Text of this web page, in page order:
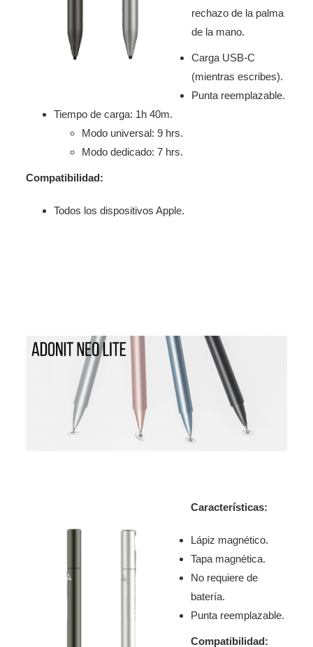
rechazo de la palma
de la mano.
Carga USB-C
(mientras escribes).
Punta reemplazable.
Tiempo de carga: 1h 40m.
Modo universal: 9 hrs.
Modo dedicado: 7 hrs.
Compatibilidad:
Todos los dispositivos Apple.
Características:
Lápiz magnético.
Tapa magnética.
No requiere de
batería.
Punta reemplazable.
Compatibilidad: